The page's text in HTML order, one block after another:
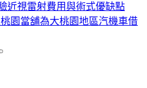
近視雷射費用與術式優缺點
園當舖為大桃園地區汽機車借